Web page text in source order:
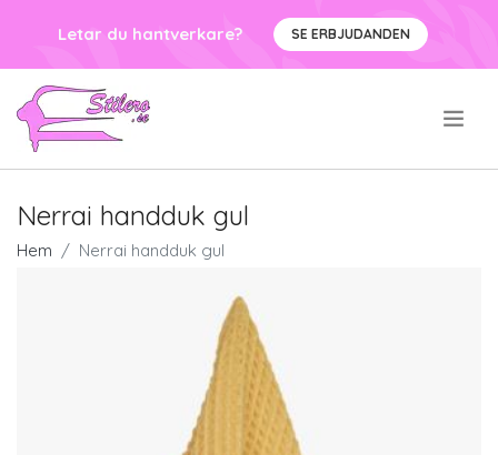
Letar du hantverkare? SE ERBJUDANDEN
Nerrai handduk gul
Hem Nerrai handduk gul